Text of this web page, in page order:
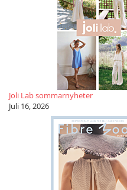
Joli Lab sommarnyheter
Juli 16, 2026